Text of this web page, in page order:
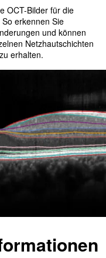
OCT-Bilder für die
erkennen Sie
und können
Netzhautschichten
erhalten.